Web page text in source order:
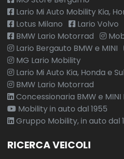
Lario Mi Auto Mobility Kia,
Lotus Milano
Lario Volvo
BMW Lario Motorrad
Lario Bergauto BMW e MINI
MG Lario Mobility
Lario Mi Auto Kia, Honda e
BMW Lario Motorrad
Concessionaria BMW e
Mobility in auto dal 1955
Gruppo Mobility, in auto dal
RICERCA VEICOLI